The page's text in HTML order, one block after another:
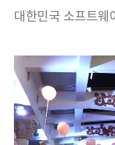
대한민국 소프트웨
17